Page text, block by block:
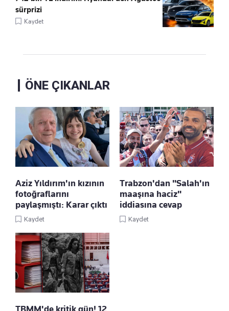
sürprizi
Kaydet
ÖNE ÇIKANLAR
Aziz Yıldırım'ın kızının
fotoğraflarını
paylaşmıştı: Karar çıktı
Kaydet
Trabzon'dan "Salah'ın
maaşına haciz"
iddiasına cevap
Kaydet
TBMM'de kritik gün! 12